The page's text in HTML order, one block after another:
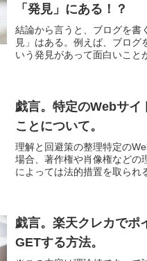
「発見」にある！？
結論から言うと、ブログを書
見」はある。例えば、ブログ
いう発見があって面白いこと
戯言。特定のWebサイ
ことについて。
理解と回避策の整理特定の
場合、著作権や肖像権などの
によっては法的措置を取られ
戯言。楽天クレカでポ
GETする方法。